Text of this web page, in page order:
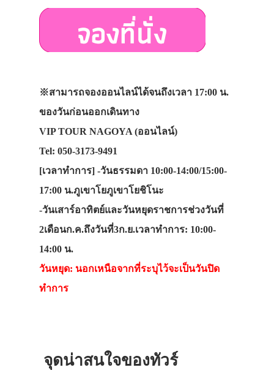
※สามารถจองออนไลน์ได้จนถึงเวลา 17:00 น.
ของวันก่อนออกเดินทาง
VIP TOUR NAGOYA (ออนไลน์)
Tel: 050-3173-9491
[เวลาทำการ] -วันธรรมดา 10:00-14:00/15:00-
17:00 น.ภูเขาโยภูเขาโยชิโนะ
-วันเสาร์อาทิตย์และวันหยุดราชการช่วงวันที่
2เดือนก.ค.ถึงวันที่3ก.ย.เวลาทำการ: 10:00-
14:00 น.
วันหยุด: นอกเหนือจากที่ระบุไว้จะเป็นวันปิด
ทำการ
จุดน่าสนใจของทัวร์